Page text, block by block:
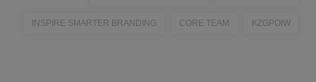
INSPIRE SMARTER BRANDING CORE TEAM KZGPOIW